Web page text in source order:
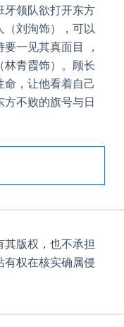
领队欲打开东方
刘洵饰），可以
一见其真面目 ，
林青霞饰）。顾长
，让他看着自己
不败的旗号与日
版权，也不承担
权在核实确属侵